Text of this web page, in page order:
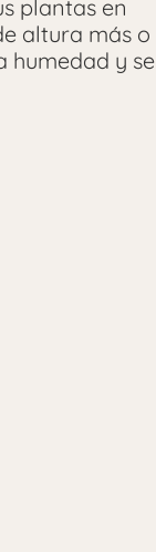
plantas en
altura más o
humedad y se